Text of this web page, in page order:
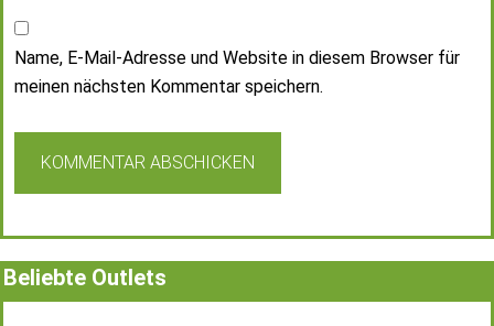
Name, E-Mail-Adresse und Website in diesem Browser für
meinen nächsten Kommentar speichern.
Beliebte Outlets